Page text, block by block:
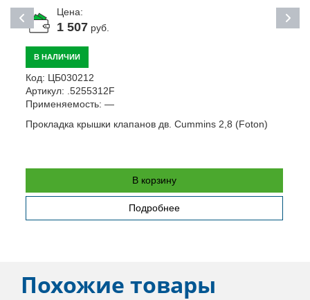
Цена:
1 507руб.
В НАЛИЧИИ
Код: ЦБ030212
Артикул: .5255312F
Применяемость: —
Прокладка крышки клапанов дв. Cummins 2,8 (Foton)
В корзину
Подробнее
Похожие товары